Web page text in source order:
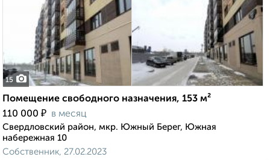
15
Помещение свободного назначения, 153 м²
110 000 ₽ в месяц
Свердловский район, мкр. Южный Берег, Южная
набережная 10
Собственник, 27.02.2023